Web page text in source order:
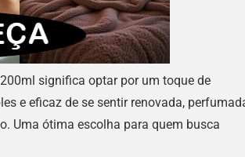
significa optar por um toque de
e eficaz de se sentir renovada,
Uma ótima escolha para quem busca